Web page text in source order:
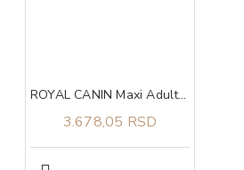
ROYAL CANIN Maxi Adult 5+ 4kg
3.678,05 RSD